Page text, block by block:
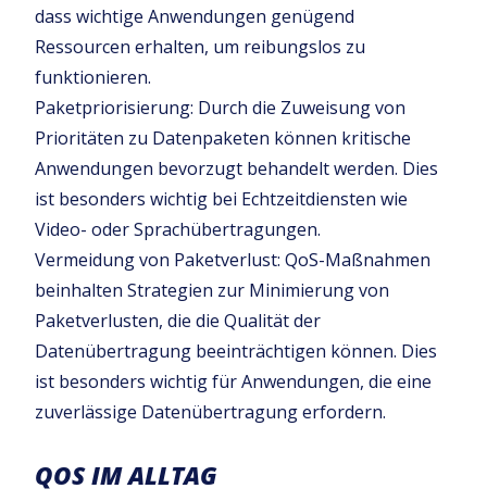
dass wichtige Anwendungen genügend
Ressourcen erhalten, um reibungslos zu
funktionieren.
Paketpriorisierung: Durch die Zuweisung von
Prioritäten zu Datenpaketen können kritische
Anwendungen bevorzugt behandelt werden. Dies
ist besonders wichtig bei Echtzeitdiensten wie
Video- oder Sprachübertragungen.
Vermeidung von Paketverlust: QoS-Maßnahmen
beinhalten Strategien zur Minimierung von
Paketverlusten, die die Qualität der
Datenübertragung beeinträchtigen können. Dies
ist besonders wichtig für Anwendungen, die eine
zuverlässige Datenübertragung erfordern.
QOS IM ALLTAG